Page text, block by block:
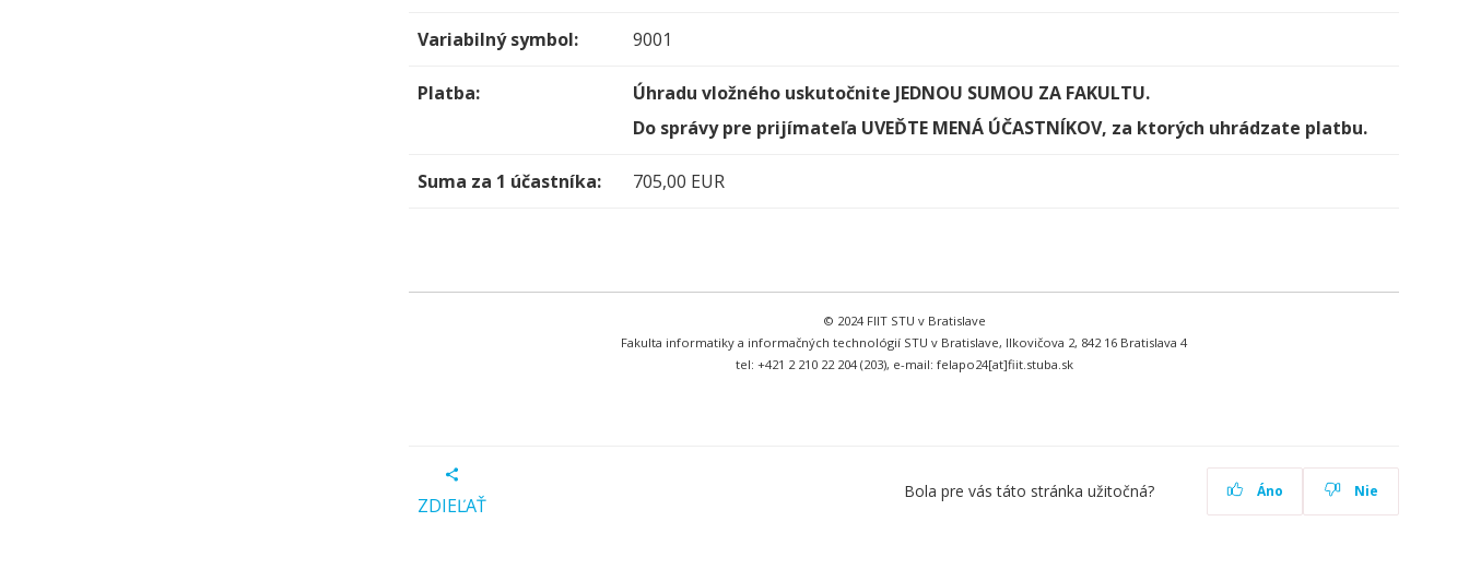
Variabilný symbol: 9001
Platba:
Úhradu vložného uskutočnite JEDNOU SUMOU ZA FAKULTU.
Do správy pre prijímateľa UVEĎTE MENÁ ÚČASTNÍKOV, za ktorých uhrádzate platbu.
Suma za 1 účastníka: 705,00 EUR
© 2024 FIIT STU v Bratislave
Fakulta informatiky a informačných technológií STU v Bratislave, Ilkovičova 2, 842 16 Bratislava 4
tel: +421 2 210 22 204 (203), e-mail: felapo24[at]fiit.stuba.sk
ZDIEĽAŤ
Bola pre vás táto stránka užitočná? Áno Nie